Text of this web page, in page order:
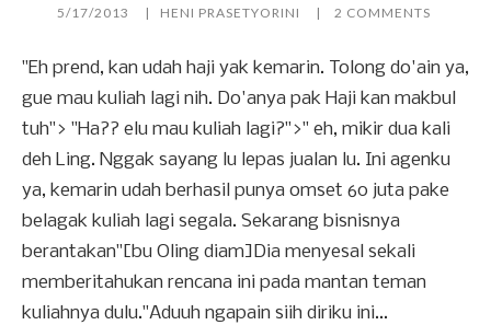
5/17/2013 HENI PRASETYORINI 2 COMMENTS
"Eh prend, kan udah haji yak kemarin. Tolong do'ain ya,
gue mau kuliah lagi nih. Do'anya pak Haji kan makbul
tuh"> "Ha?? elu mau kuliah lagi?">" eh, mikir dua kali
deh Ling. Nggak sayang lu lepas jualan lu. Ini agenku
ya, kemarin udah berhasil punya omset 60 juta pake
belagak kuliah lagi segala. Sekarang bisnisnya
berantakan"[bu Oling diam]Dia menyesal sekali
memberitahukan rencana ini pada mantan teman
kuliahnya dulu."Aduuh ngapain siih diriku ini...